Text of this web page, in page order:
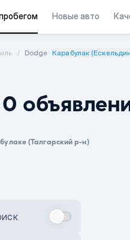
Новые авто
Dodge Карабулак
(Талгарский р-н)